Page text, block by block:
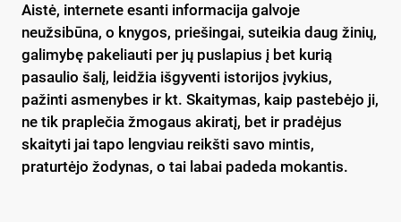
Aistė, internete esanti informacija galvoje
neužsibūna, o knygos, priešingai, suteikia daug žinių,
galimybę pakeliauti per jų puslapius į bet kurią
pasaulio šalį, leidžia išgyventi istorijos įvykius,
pažinti asmenybes ir kt. Skaitymas, kaip pastebėjo ji,
ne tik praplečia žmogaus akiratį, bet ir pradėjus
skaityti jai tapo lengviau reikšti savo mintis,
praturtėjo žodynas, o tai labai padeda mokantis.